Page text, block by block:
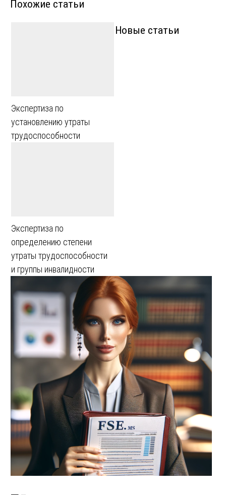
записям
Похожие статьи
Экспертиза по
установлению утраты
трудоспособности
Экспертиза по
определению степени
утраты трудоспособности
и группы инвалидности
Новые статьи